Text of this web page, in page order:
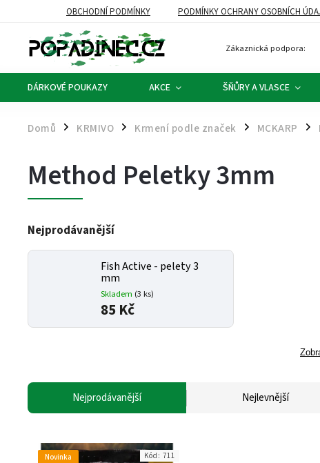
OBCHODNÍ PODMÍNKY PODMÍNKY OCHRANY OSOBNÍCH
Zákaznická podpora:
DÁRKOVÉ POUKAZY AKCE ŠŇŮRY A VLASCE
Domů / KRMIVO / Krmení podle značek / MCKARP /
Method Peletky 3mm
Nejprodávanější
Fish Active - pelety 3
mm
Skladem (3 ks)
85 Kč
Nejprodávanější Nejlevnější
Novinka Kód: 711